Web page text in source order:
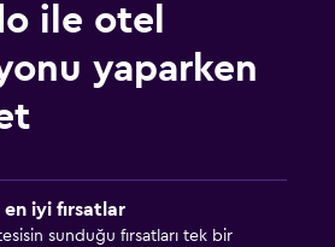
ile otel
yaparken
iyi fırsatlar
sunduğu fırsatları tek bir